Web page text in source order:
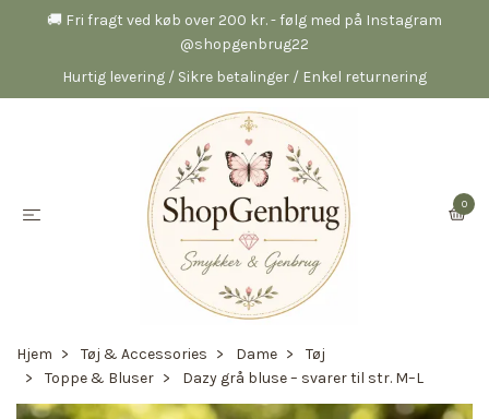
🚚 Fri fragt ved køb over 200 kr. - følg med på Instagram
@shopgenbrug22
Hurtig levering / Sikre betalinger / Enkel returnering
0
Hjem Tøj & Accessories Dame
Tøj
Toppe & Bluser
Dazy grå bluse – svarer til str. M–L